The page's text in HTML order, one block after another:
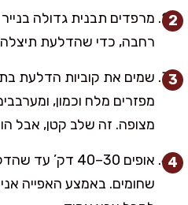
מרפדים תבנית גדולה
רחבה, כדי שהדלעת
שמים את קוביות הדלעת
מפזרים מלח וכמון,
מצופה. זה שלב קטן, אבל
אופים 30–40
שחומים. באמצע האפייה